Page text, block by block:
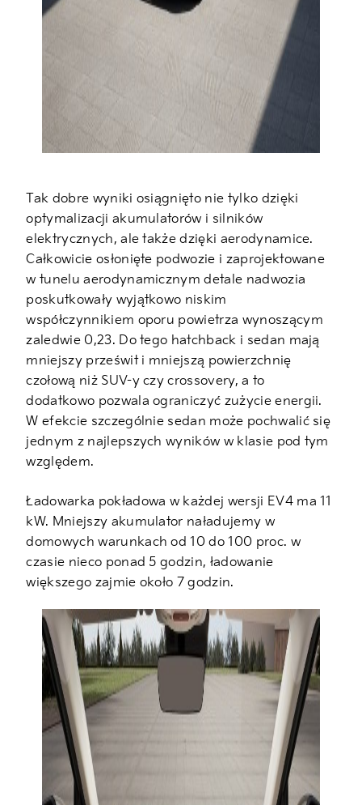
Tak dobre wyniki osiągnięto nie tylko dzięki
optymalizacji akumulatorów i silników
elektrycznych, ale także dzięki aerodynamice.
Całkowicie osłonięte podwozie i zaprojektowane
w tunelu aerodynamicznym detale nadwozia
poskutkowały wyjątkowo niskim
współczynnikiem oporu powietrza wynoszącym
zaledwie 0,23. Do tego hatchback i sedan mają
mniejszy prześwit i mniejszą powierzchnię
czołową niż SUV-y czy crossovery, a to
dodatkowo pozwala ograniczyć zużycie energii.
W efekcie szczególnie sedan może pochwalić się
jednym z najlepszych wyników w klasie pod tym
względem.
Ładowarka pokładowa w każdej wersji EV4 ma 11
kW. Mniejszy akumulator naładujemy w
domowych warunkach od 10 do 100 proc. w
czasie nieco ponad 5 godzin, ładowanie
większego zajmie około 7 godzin.